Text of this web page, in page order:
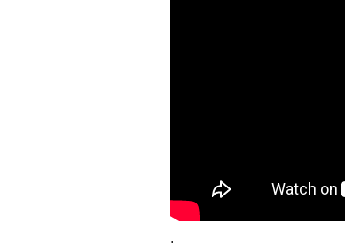
.